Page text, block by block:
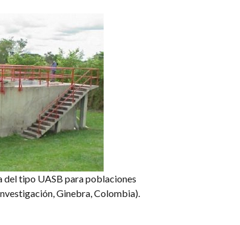
del tipo UASB para poblaciones
Ginebra, Colombia).